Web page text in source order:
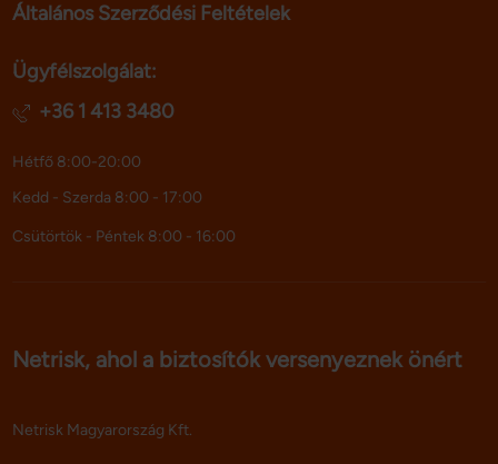
Általános Szerződési Feltételek
Ügyfélszolgálat:
+36 1 413 3480
Hétfő 8:00-20:00
Kedd - Szerda 8:00 - 17:00
Csütörtök - Péntek 8:00 - 16:00
Netrisk, ahol a biztosítók versenyeznek önért
Netrisk Magyarország Kft.